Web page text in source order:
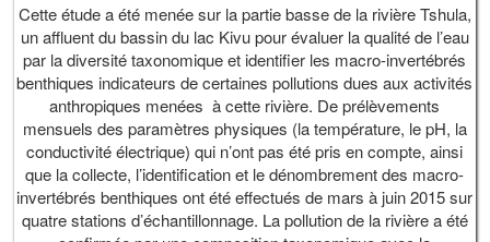
Cette étude a été menée sur la partie basse de la rivière Tshula,
un affluent du bassin du lac Kivu pour évaluer la qualité de l’eau
par la diversité taxonomique et identifier les macro-invertébrés
benthiques indicateurs de certaines pollutions dues aux activités
anthropiques menées à cette rivière. De prélèvements
mensuels des paramètres physiques (la température, le pH, la
conductivité électrique) qui n’ont pas été pris en compte, ainsi
que la collecte, l’identification et le dénombrement des macro-
invertébrés benthiques ont été effectués de mars à juin 2015 sur
quatre stations d’échantillonnage. La pollution de la rivière a été